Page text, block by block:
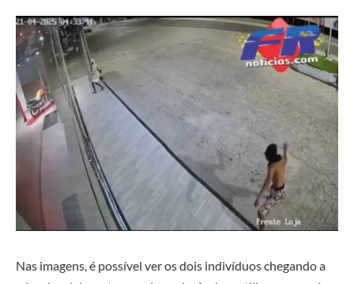
Nas imagens, é possível ver os dois indivíduos chegando a